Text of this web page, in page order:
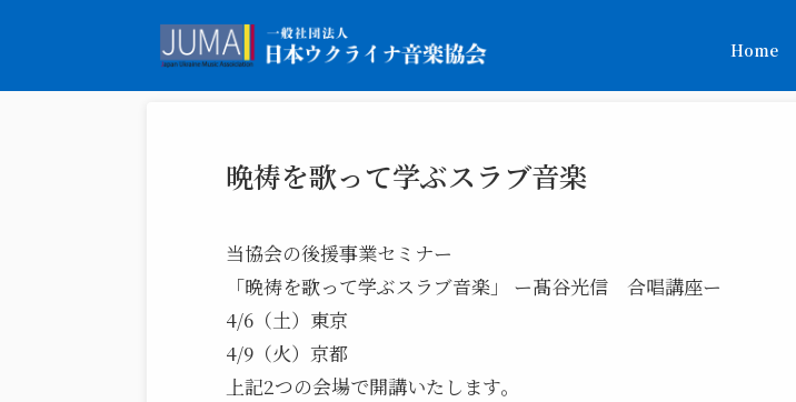
Home
晩祷を歌って学ぶスラブ音楽
当協会の後援事業セミナー
「晩祷を歌って学ぶスラブ音楽」 ー髙谷光信 合唱講座ー
4/6（土）東京
4/9（火）京都
上記2つの会場で開講いたします。